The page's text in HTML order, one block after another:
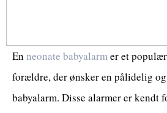
En neonate babyalarm er et
forældre, der ønsker en pålidelig
babyalarm. Disse alarmer er kendt